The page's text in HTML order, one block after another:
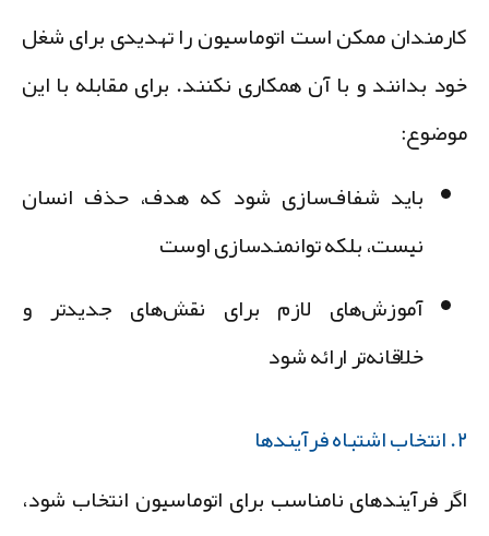
ممکن است اتوماسیون را تهدیدی برای شغل
بدانند و با آن همکاری نکنند. برای مقابله با این
باید شفاف‌سازی شود که هدف، حذف انسان
نیست، بلکه توانمندسازی اوست
آموزش‌های لازم برای نقش‌های جدیدتر و
خلاقانه‌تر ارائه شود
فرآیندهای نامناسب برای اتوماسیون انتخاب شود،